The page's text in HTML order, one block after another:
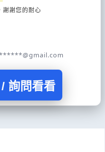
謝謝您的耐心
詢問看看